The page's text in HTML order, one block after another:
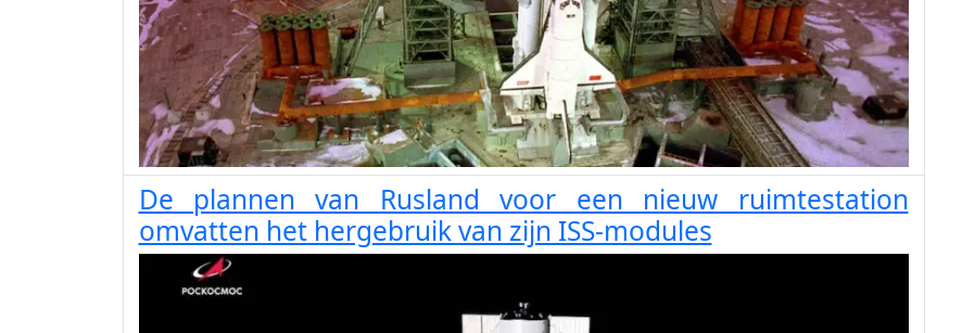
De plannen van Rusland voor een nieuw ruimtestation
omvatten het hergebruik van zijn ISS-modules